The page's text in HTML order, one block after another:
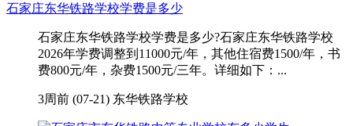
石家庄东华铁路学校学费是多少
石家庄东华铁路学校学费是多少?石家庄东华铁路学校
2026年学费调整到11000元/年，其他住宿费1500/年，书
费800元/年，杂费1500元/三年。详细如下：...
3周前 (07-21) 东华铁路学校